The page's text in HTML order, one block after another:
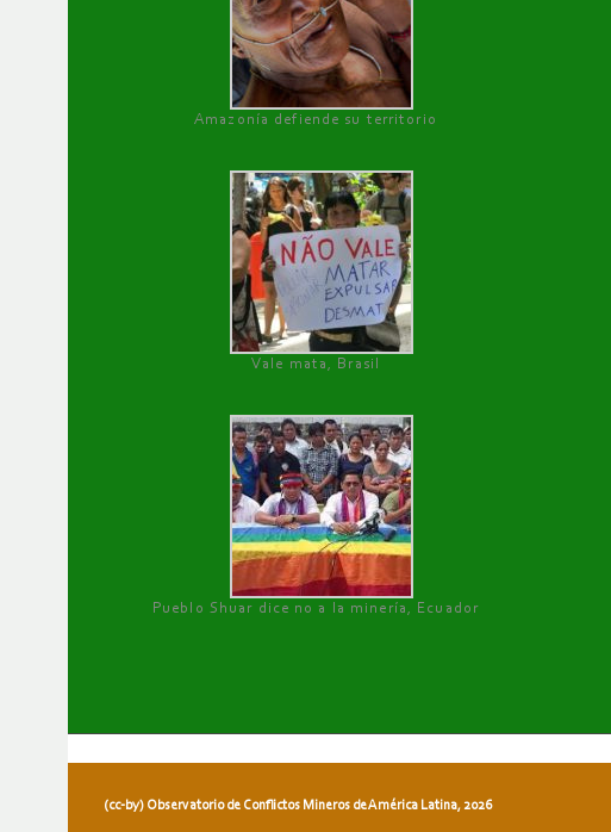
Amazonía defiende su territorio
Vale mata, Brasil
Pueblo Shuar dice no a la minería, Ecuador
(cc-by) Observatorio de Conflictos Mineros de América Latina, 2026